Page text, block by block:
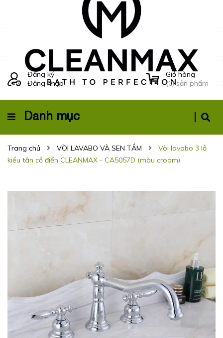
Đăng ký
Đăng nhập
Giỏ hàng
(0) sản phẩm
Danh mục
Trang chủ VÒI LAVABO VÀ SEN TẮM
Vòi lavabo 3 lỗ
kiểu tân cổ điển CLEANMAX - CA5057D (màu croom)